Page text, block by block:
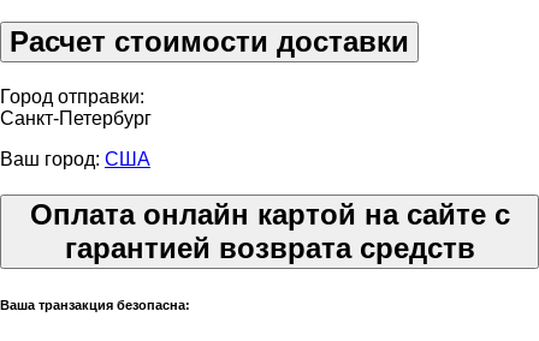
Расчет стоимости доставки
Город отправки:
Санкт-Петербург
Ваш город: США
Оплата онлайн картой на сайте с
гарантией возврата средств
Ваша транзакция безопасна: